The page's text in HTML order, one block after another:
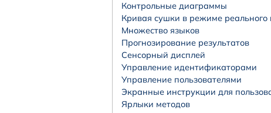
Контрольные диаграммы
Кривая сушки в режиме реального
Множество языков
Прогнозирование результатов
Сенсорный дисплей
Управление идентификаторами
Управление пользователями
Экранные инструкции для
Ярлыки методов